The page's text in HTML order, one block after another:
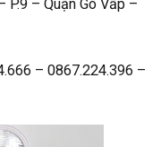
– Quận Gò Vấp –
– 0867.224.396 –